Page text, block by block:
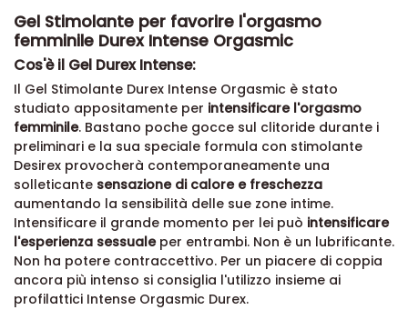
Gel Stimolante per favorire l'orgasmo
femminile Durex Intense Orgasmic
Cos'è il Gel Durex Intense:
Il Gel Stimolante Durex Intense Orgasmic è stato
studiato appositamente per intensificare l'orgasmo
femminile. Bastano poche gocce sul clitoride durante i
preliminari e la sua speciale formula con stimolante
Desirex provocherà contemporaneamente una
solleticante sensazione di calore e freschezza
aumentando la sensibilità delle sue zone intime.
Intensificare il grande momento per lei può intensificare
l'esperienza sessualeper entrambi. Non è un lubrificante.
Non ha potere contraccettivo. Per un piacere di coppia
ancora più intenso si consiglia l'utilizzo insieme ai
profilattici Intense Orgasmic Durex.